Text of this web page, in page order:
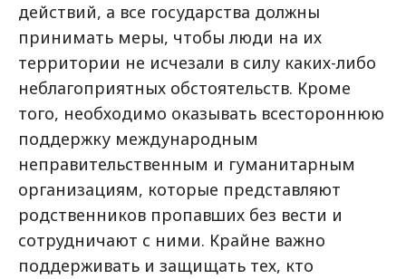
действий, а все государства должны
принимать меры, чтобы люди на их
территории не исчезали в силу каких-либо
неблагоприятных обстоятельств. Кроме
того, необходимо оказывать всестороннюю
поддержку международным
неправительственным и гуманитарным
организациям, которые представляют
родственников пропавших без вести и
сотрудничают с ними. Крайне важно
поддерживать и защищать тех, кто